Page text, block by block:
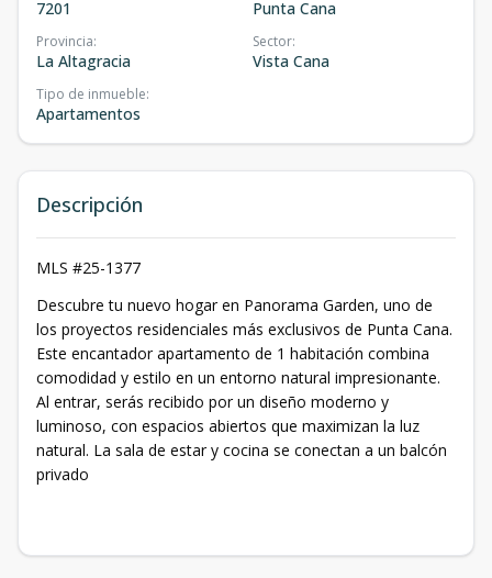
7201 Punta Cana
Provincia:
La Altagracia
Sector:
Vista Cana
Tipo de inmueble:
Apartamentos
Descripción
MLS #25-1377
Descubre tu nuevo hogar en Panorama Garden, uno de
los proyectos residenciales más exclusivos de Punta Cana.
Este encantador apartamento de 1 habitación combina
comodidad y estilo en un entorno natural impresionante.
Al entrar, serás recibido por un diseño moderno y
luminoso, con espacios abiertos que maximizan la luz
natural. La sala de estar y cocina se conectan a un balcón
privado